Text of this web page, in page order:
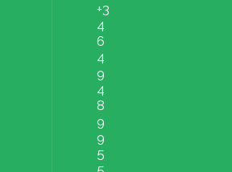
+3
4
6
4
9
4
8
9
9
5